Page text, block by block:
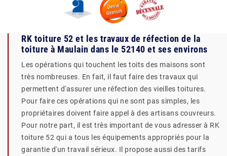
RK toiture 52 et les travaux de réfection de la
toiture à Maulain dans le 52140 et ses environs
Les opérations qui touchent les toits des maisons sont
très nombreuses. En fait, il faut faire des travaux qui
permettent d'assurer une réfection des vieilles toitures.
Pour faire ces opérations qui ne sont pas simples, les
propriétaires doivent faire appel à des artisans couvreurs.
Pour notre part, il est très important de vous adresser à RK
toiture 52 qui a tous les équipements appropriés pour la
garantie d'un travail sérieux. Il propose aussi des tarifs